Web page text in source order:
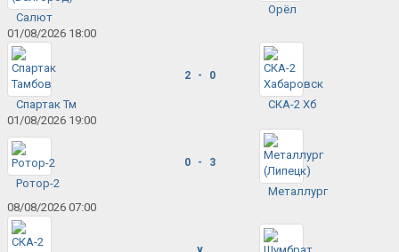
Салют
Орёл
01/08/2026 18:00
Спартак Тм
2 - 0
СКА-2 Хб
01/08/2026 19:00
Ротор-2
0 - 3
Металлург
08/08/2026 07:00
v